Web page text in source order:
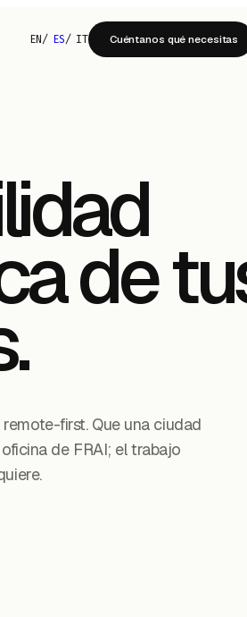
EN/ ES/ IT Cuéntanos qué necesitas
de
first. Que una ciudad
de FRAI; el trabajo